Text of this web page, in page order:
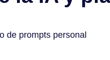
de prompts personal